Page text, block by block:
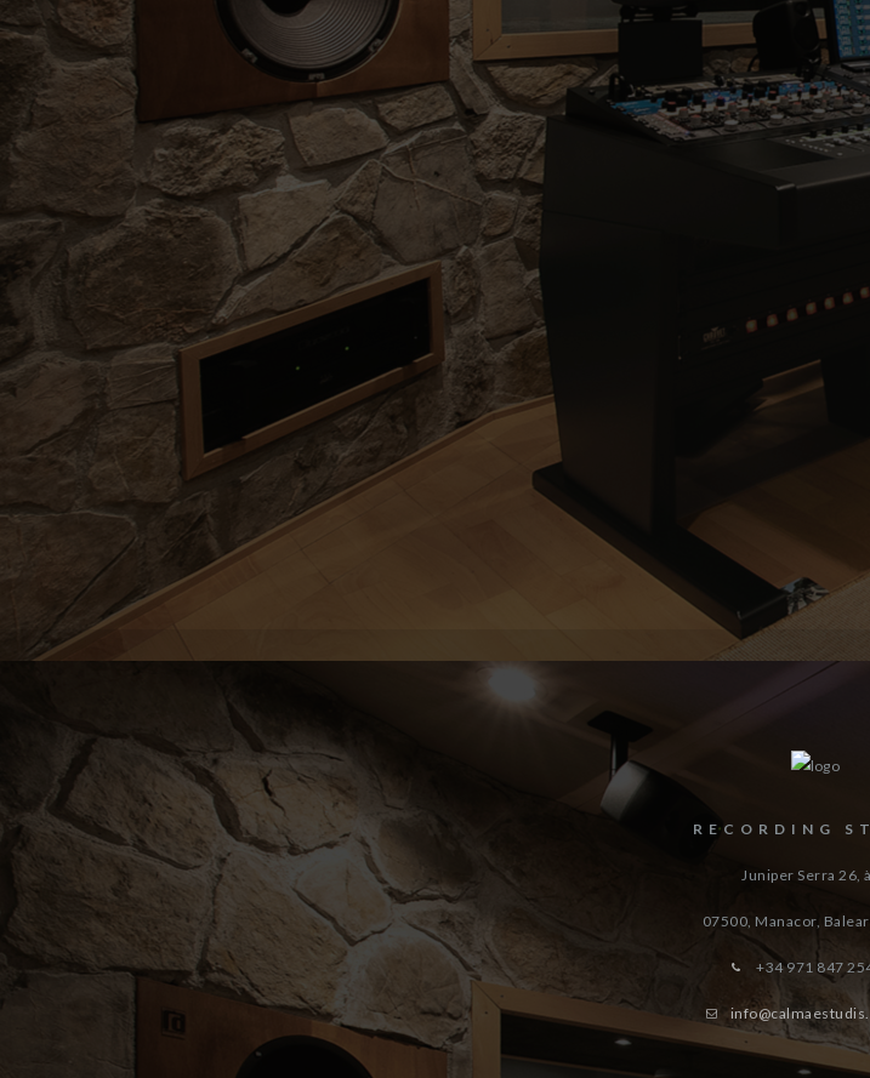
RECORDING
Juniper Serra 26,
07500, Manacor,
+34 971 847